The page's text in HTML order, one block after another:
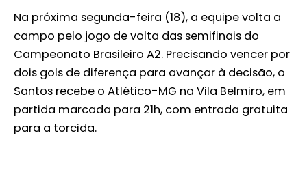
Na próxima segunda-feira (18), a equipe volta a
campo pelo jogo de volta das semifinais do
Campeonato Brasileiro A2. Precisando vencer por
dois gols de diferença para avançar à decisão, o
Santos recebe o Atlético-MG na Vila Belmiro, em
partida marcada para 21h, com entrada gratuita
para a torcida.